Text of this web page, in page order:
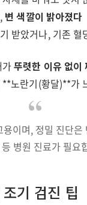
, 변 색깔이 밝아졌다
받았거나, 기존 혈
가뚜렷한 이유 없이
노란기(황달)**가
이며, 정밀 진단은
병원 진료가 필요
기 검진 팁